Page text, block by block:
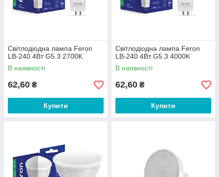
Світлодіодна лампа Feron
LB-240 4Вт G5.3 2700K
В наявності
62,60 ₴
Купити
Світлодіодна лампа Feron
LB-240 4Вт G5.3 4000K
В наявності
62,60 ₴
Купити